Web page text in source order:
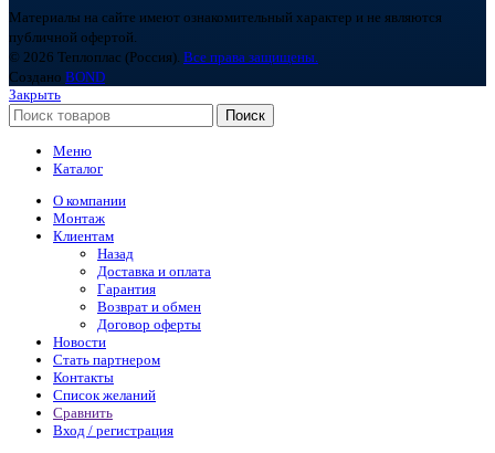
Материалы на сайте имеют ознакомительный характер и не являются
публичной офертой.
© 2026 Теплоплас (Россия). Все права защищены.
Создано BOND
Закрыть
Поиск
Меню
Каталог
О компании
Монтаж
Клиентам
Назад
Доставка и оплата
Гарантия
Возврат и обмен
Договор оферты
Новости
Стать партнером
Контакты
Список желаний
Сравнить
Вход / регистрация